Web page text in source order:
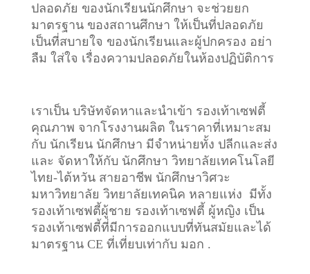
ปลอดภัย ของนักเรียนนักศึกษา จะช่วยยก
มาตรฐาน ของสถานศึกษา ให้เป็นที่ปลอดภัย
เป็นที่สบายใจ ของนักเรียนและผู้ปกครอง อย่า
ลืม ใส่ใจ เรื่องความปลอดภัยในห้องปฏิบัติการ
เราเป็น บริษัทจัดหาและนำเข้า รองเท้าเซฟตี้
คุณภาพ จากโรงงานผลิต ในราคาที่เหมาะสม
กับ นักเรียน นักศึกษา มีจำหน่ายทั้ง ปลีกและส่ง
และ จัดหาให้กับ นักศึกษา วิทยาลัยเทคโนโลยี
ไทย-ไต้หวัน สายอาชีพ นักศึกษาวิศวะ
มหาวิทยาลัย วิทยาลัยเทคนิค หลายแห่ง มีทั้ง
รองเท้าเซฟตี้ผู้ชาย รองเท้าเซฟตี้ ผู้หญิง เป็น
รองเท้าเซฟตี้ที่มีการออกแบบที่ทันสมัยและได้
มาตรฐาน CE ที่เที่ยบเท่ากับ มอก .